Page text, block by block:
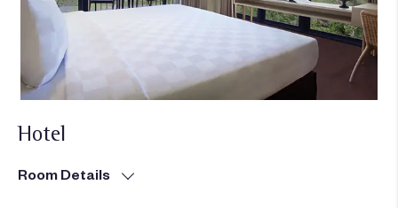
Hotel
Room Details